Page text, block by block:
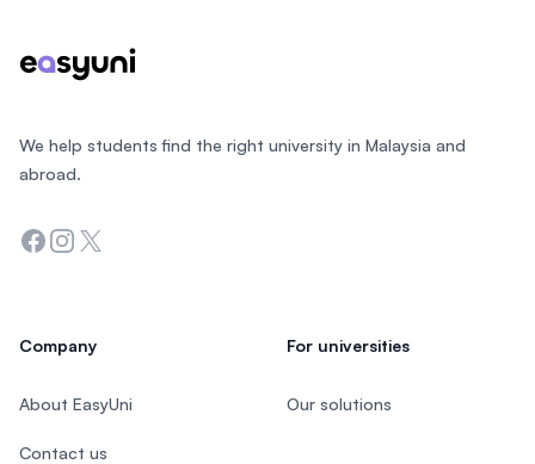
We help students find the right university in Malaysia and
abroad.
Facebook
Instagram
Twitter
Company
About EasyUni
Contact us
For universities
Our solutions